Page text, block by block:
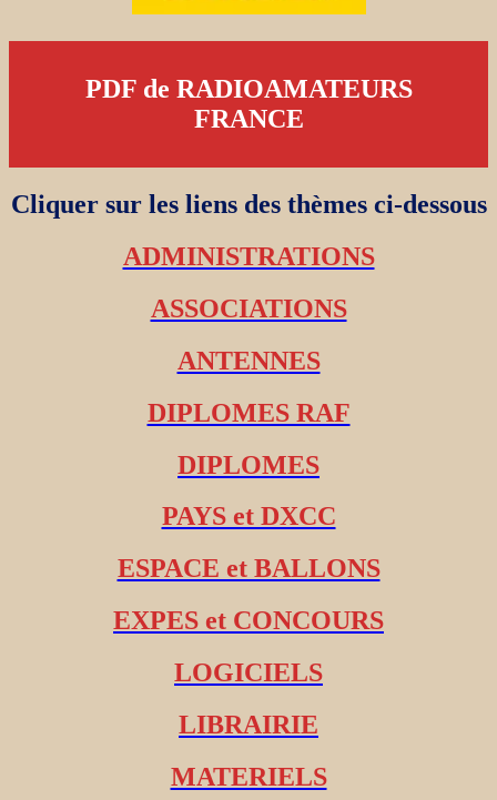
PDF de RADIOAMATEURS
FRANCE
Cliquer sur les liens des thèmes ci-dessous
ADMINISTRATIONS
ASSOCIATIONS
ANTENNES
DIPLOMES RAF
DIPLOMES
PAYS et DXCC
ESPACE et BALLONS
EXPES et CONCOURS
LOGICIELS
LIBRAIRIE
MATERIELS